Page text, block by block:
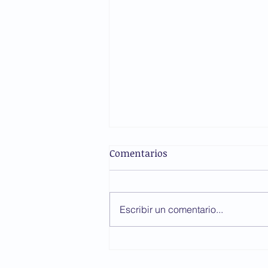
Comentarios
Escribir un comentario...